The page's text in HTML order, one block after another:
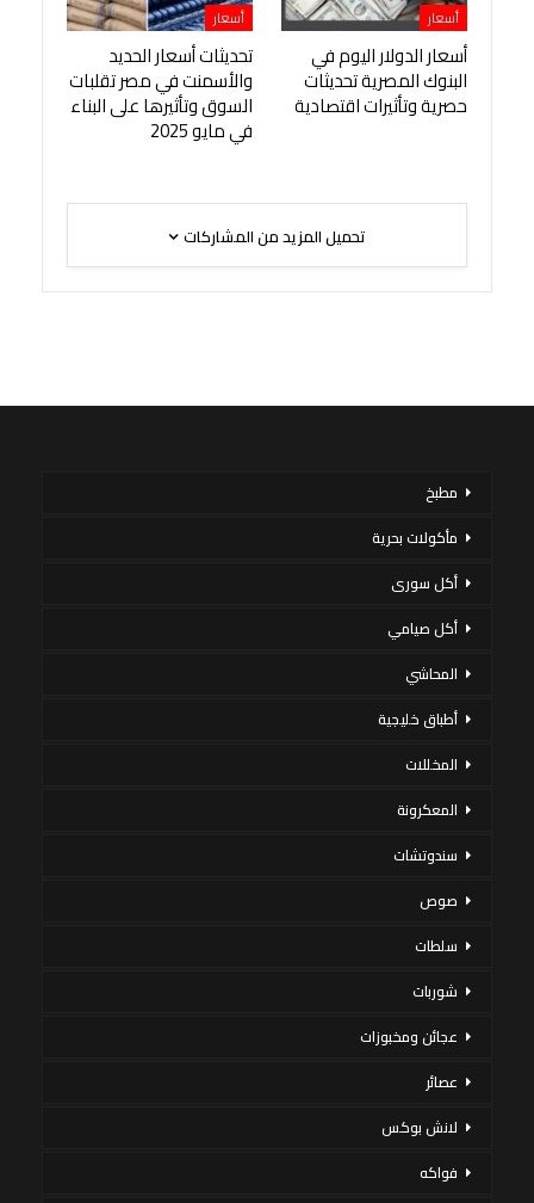
أسعار
أسعار الدولار اليوم في
البنوك المصرية تحديثات
حصرية وتأثيرات اقتصادية
أسعار
تحديثات أسعار الحديد
والأسمنت في مصر تقلبات
السوق وتأثيرها على البناء
في مايو 2025
تحميل المزيد من المشاركات
مطبخ
مأكولات بحرية
أكل سورى
أكل صيامي
المحاشي
أطباق خليجية
المخللات
المعكرونة
سندوتشات
صوص
سلطات
شوربات
عجائن ومخبوزات
عصائر
لانش بوكس
فواكه